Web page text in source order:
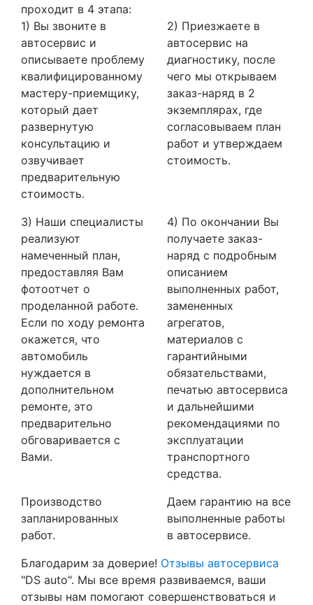
проходит в 4 этапа:
1) Вы звоните в
автосервис и
описываете проблему
квалифицированному
мастеру-приемщику,
который дает
развернутую
консультацию и
озвучивает
предварительную
стоимость.
2) Приезжаете в
автосервис на
диагностику, после
чего мы открываем
заказ-наряд в 2
экземплярах, где
согласовываем план
работ и утверждаем
стоимость.
3) Наши специалисты
реализуют
намеченный план,
предоставляя Вам
фотоотчет о
проделанной работе.
Если по ходу ремонта
окажется, что
автомобиль
нуждается в
дополнительном
ремонте, это
предварительно
обговаривается с
Вами.
4) По окончании Вы
получаете заказ-
наряд с подробным
описанием
выполненных работ,
замененных
агрегатов,
материалов с
гарантийными
обязательствами,
печатью автосервиса
и дальнейшими
рекомендациями по
эксплуатации
транспортного
средства.
Производство
запланированных
работ.
Даем гарантию на все
выполненные работы
в автосервисе.
Благодарим за доверие! Отзывы автосервиса
"DS auto". Мы все время развиваемся, ваши
отзывы нам помогают совершенствоваться и